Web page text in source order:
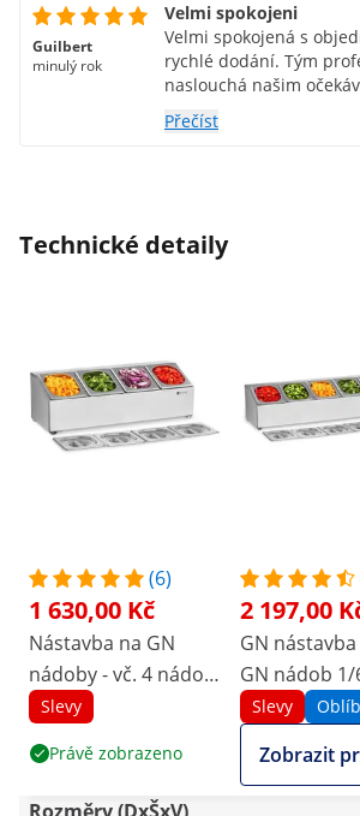
Guilbert
minulý rok
Velmi spokojeni
Velmi spokojená s
rychlé dodání. Tým
naslouchá našim
doporučuji. Bez váhání
velmi zajímavé ve
Přečíst
Technické detaily
(6)
1 630,00 Kč
Nástavba na GN
nádoby - vč. 4 nádob
GN 1/6 s víky
Slevy
Právě zobrazeno
2 197,00
GN nástavba
GN nádob 1/
víkem
Slevy
Zobrazit